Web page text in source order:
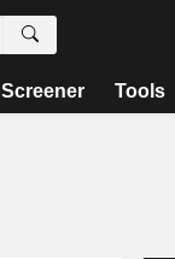
Screener Tools